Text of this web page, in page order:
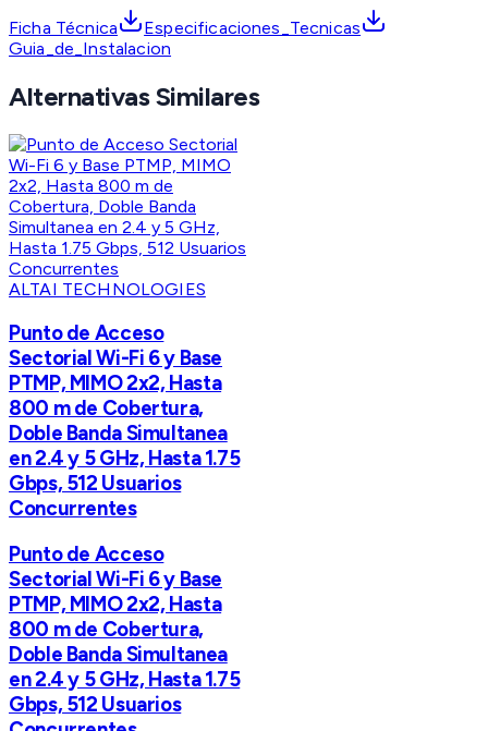
Ficha Técnica
Especificaciones_Tecnicas
Guia_de_Instalacion
Alternativas Similares
ALTAI TECHNOLOGIES
Punto de Acceso
Sectorial Wi-Fi 6 y Base
PTMP, MIMO 2x2, Hasta
800 m de Cobertura,
Doble Banda Simultanea
en 2.4 y 5 GHz, Hasta 1.75
Gbps, 512 Usuarios
Concurrentes
Punto de Acceso
Sectorial Wi-Fi 6 y Base
PTMP, MIMO 2x2, Hasta
800 m de Cobertura,
Doble Banda Simultanea
en 2.4 y 5 GHz, Hasta 1.75
Gbps, 512 Usuarios